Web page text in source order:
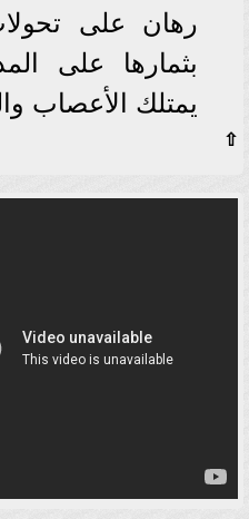
رهان على
بثمارها على
يمتلك الأعصاب
⇧